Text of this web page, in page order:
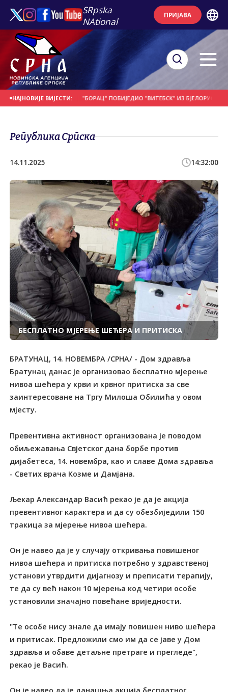
SRpska
NAtional
ПРИЈАВА
НАЈНОВИЈЕ ВИЈЕСТИ:
НА ДАНАШЊИ ДАН "БОРАЦ" ПОБИЈЕДИО "ВИТЕБСК" ИЗ БЈЕЛОРУСИЈЕ
Република Српска
14.11.2025 14:32:00
БЕСПЛАТНО МЈЕРЕЊЕ ШЕЋЕРА И ПРИТИСКА
БРАТУНАЦ, 14. НОВЕМБРА /СРНА/ - Дом здравља
Братунац данас је организовао бесплатно мјерење
нивоа шећера у крви и крвног притиска за све
заинтересоване на Тргу Милоша Обилића у овом
мјесту.
Превентивна активност организована је поводом
обиљежавања Свјетског дана борбе против
дијабетеса, 14. новембра, као и славе Дома здравља
- Светих врача Козме и Дамјана.
Љекар Александар Васић рекао је да је акција
превентивног карактера и да су обезбиједили 150
тракица за мјерење нивоа шећера.
Он је навео да је у случају откривања повишеног
нивоа шећера и притиска потребно у здравственој
установи утврдити дијагнозу и преписати терапију,
те да су већ након 10 мјерења код четири особе
установили значајно повећане вриједности.
"Те особе нису знале да имају повишен ниво шећера
и притисак. Предложили смо им да се јаве у Дом
здравља и обаве детаљне претраге и прегледе",
рекао је Васић.